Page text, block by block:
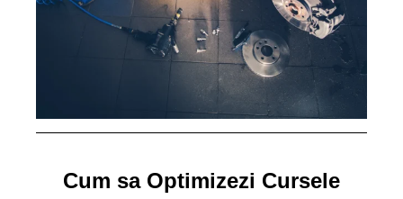
Cum sa Optimizezi Cursele